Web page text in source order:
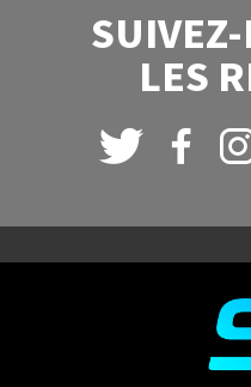
LES